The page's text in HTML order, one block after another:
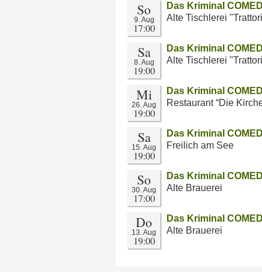
So
9. Aug
17:00
Das Kriminal
Alte Tischlerei
Sa
8. Aug
19:00
Das Kriminal
Alte Tischlerei
Mi
26. Aug
19:00
Das Kriminal
Restaurant “Die
Sa
15. Aug
19:00
Das Kriminal
Freilich am See
So
30. Aug
17:00
Das Kriminal
Alte Brauerei
Do
13. Aug
19:00
Das Kriminal
Alte Brauerei